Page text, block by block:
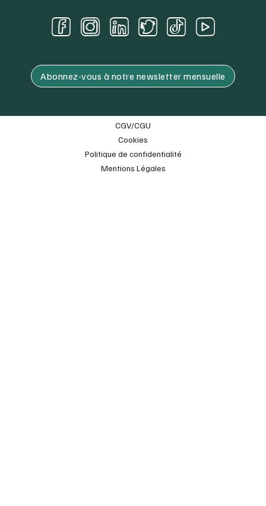
Abonnez-vous à notre newsletter mensuelle
CGV/CGU
Cookies
Politique de confidentialité
Mentions Légales